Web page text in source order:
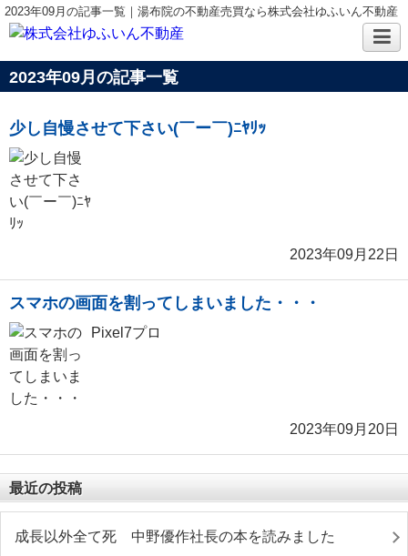
2023年09月の記事一覧｜湯布院の不動産売買なら株式会社ゆふいん不動産
2023年09月の記事一覧
少し自慢させて下さい(￣ー￣)ﾆﾔﾘｯ
2023年09月22日
スマホの画面を割ってしまいました・・・
Pixel7プロ
2023年09月20日
最近の投稿
成長以外全て死 中野優作社長の本を読みました